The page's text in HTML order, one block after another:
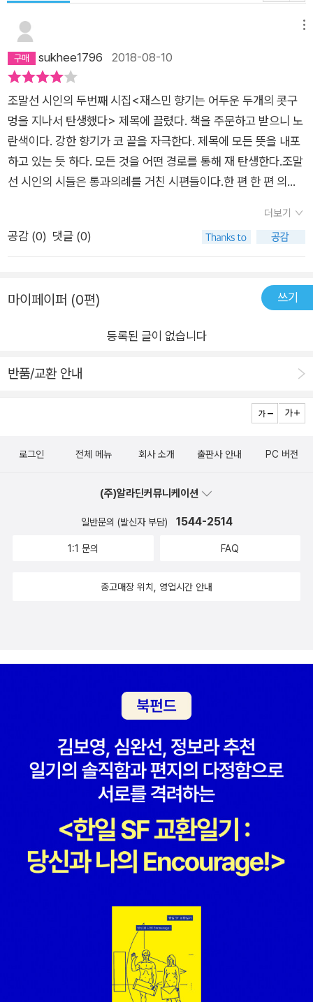
고 있다 착각하기 위하여 읽어주면 좋겠다 이해받기 위하여 동분
서주하고 돌아와보면 물심양면이 늘 궁색했다 ―「물심양면」 부
분 조말선의 시 세계에서 교감과 소통은 전제되지 않는다. 문학평
론가 구모룡이 이번 시집 해설에서 언급한바, “이는 모더니스트
법을 선택하지 않는다. (……) 그녀는 언어가 우리 사유의 근거이
지만 또한 무질서와 왜곡의 원천임을 잘 알고 있다.” 찢어지는 고
통은 고통인가 쾌락인가 환희인가 찢어지는 고통의 기억은 능지
처참의 기억인가 (……) 이 대담한 수식어는 나에게 경험적인가
이 끔찍한 수식어는 나에게 선험적인가 이렇게 무모하게 사용할
수 없는 고통 찢어지는 고통은 내가 함부로 쓰는 내 것이 아닌 고
다. “당신의 아름다운 눈을 찾”으려면 “수식어를 헤치고 나아”가
야 한다고 역설한다.(「재스민 향기는 어두운 두 개의 콧구멍을 지
‘대상’이 아닌 ‘장소’로 삼는다. 그것은 ‘찾아갈 곳’이자 ‘도착할
달하기 위해/ 배에서 등까지 걸어”갈 수도 있을 것이다. “삽시간
있을 것이다. 또한 그것은 장소이되 움직이는 장소라서 “당신에
위에 굴하지 않으려는 투철함, “허위적 언어, 얼굴이 사라진, 내
룡, 해설)려는 태도를 감지할 수 있다. 그녀가 택한 사유의 과정은
생성하려는 노정에 다름 아닐 것이다. “이름의 억압”으로 시인이
sukhee1796 2018-08-10
조말선 시인의 두번째 시집<재스민 향기는 어두운 두개의 콧구
멍을 지나서 탄생했다> 제목에 끌렸다. 책을 주문하고 받으니 노
란색이다. 강한 향기가 코 끝을 자극한다. 제목에 모든 뜻을 내포
하고 있는 듯 하다. 모든 것을 어떤 경로를 통해 재 탄생한다.조말
선 시인의 시들은 통과의례를 거친 시편들이다.한 편 한 편 의미
더보기
공감 (0) 댓글 (0)
마이페이퍼 (0편) 쓰기
등록된 글이 없습니다
반품/교환 안내
로그인 전체 메뉴 회사 소개 출판사 안내 PC 버전
(주)알라딘커뮤니케이션
일반문의 (발신자 부담) 1544-2514
1:1 문의 FAQ
중고매장 위치, 영업시간 안내